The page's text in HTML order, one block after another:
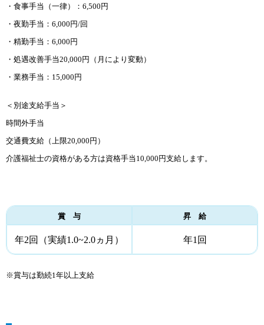
・食事手当（一律）：6,500円
・夜勤手当：6,000円/回
・精勤手当：6,000円
・処遇改善手当20,000円（月により変動）
・業務手当：15,000円
＜別途支給手当＞
時間外手当
交通費支給（上限20,000円）
介護福祉士の資格がある方は資格手当10,000円支給します。
賞 与 昇 給
年2回（実績1.0~2.0ヵ月） 年1回
※賞与は勤続1年以上支給